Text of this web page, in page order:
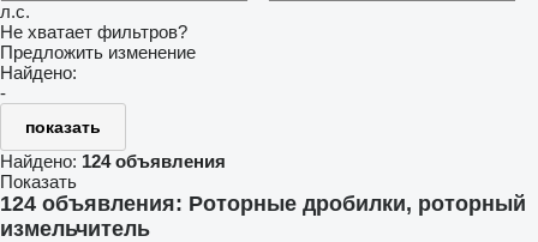
л.с.
Не хватает фильтров?
Предложить изменение
Найдено:
-
показать
Найдено: 124 объявления
Показать
124 объявления: Роторные дробилки, роторный
измельчитель